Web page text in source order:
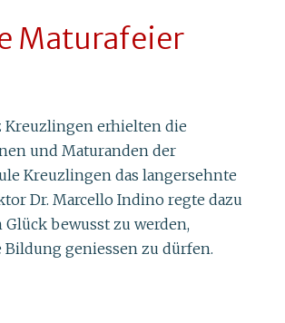
Maturafeier
Kreuzlingen erhielten die
und Maturanden der
Kreuzlingen das langersehnte
Dr. Marcello Indino regte dazu
Glück bewusst zu werden,
Bildung geniessen zu dürfen.